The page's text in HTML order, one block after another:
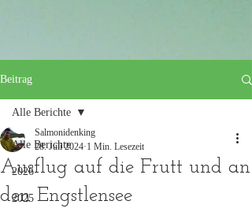
Beitrag
Alle Berichte
2026
2025
Alle Berichte
Ausflug auf die Frutt und an
den Engstlensee
Salmonidenking
28. Juli 2024 1 Min. Lesezeit